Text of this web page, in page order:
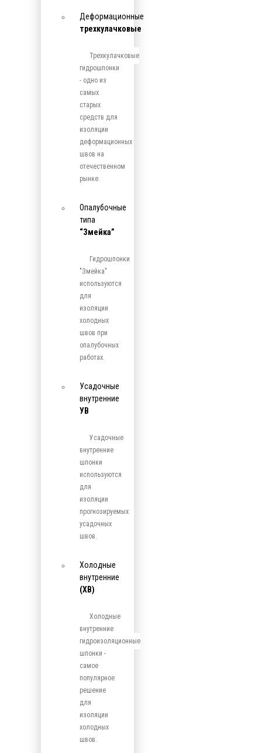
Деформационные
трехкулачковые
Трехкулачковые
гидрошпонки
- одно из
самых
старых
средств для
изоляции
деформационных
швов на
отечественном
рынке.
Опалубочные
типа
“Змейка”
Гидрошпонки
"Змейка"
используются
для
изоляции
холодных
швов при
опалубочных
работах.
Усадочные
внутренние
УВ
Усадочные
внутренние
шпонки
используются
для
изоляции
прогнозируемых
усадочных
швов.
Холодные
внутренние
(ХВ)
Холодные
внутренние
гидроизоляционные
шпонки -
самое
популярное
решение
для
изоляции
холодных
швов.